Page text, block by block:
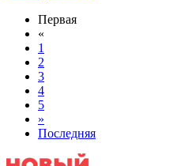
Первая
«
1
2
3
4
5
»
Последняя